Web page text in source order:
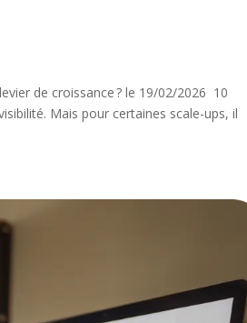
de croissance ? le 19/02/2026 10
Mais pour certaines scale-ups, il